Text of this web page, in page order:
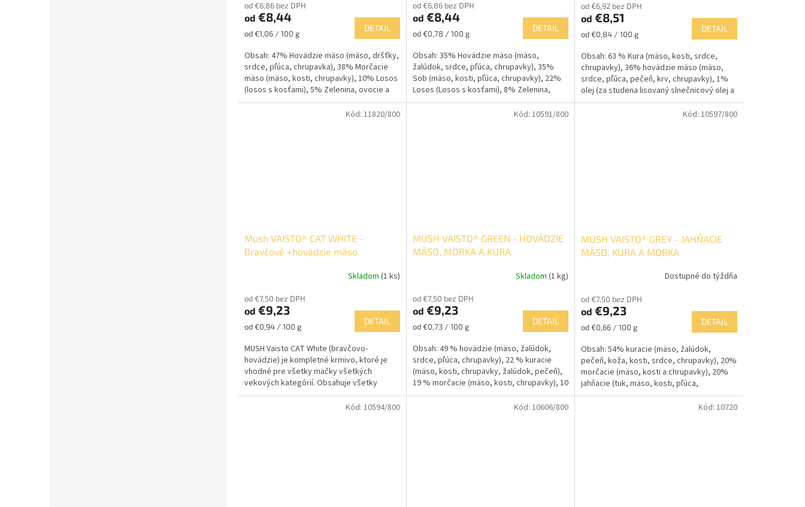
od €6,86 bez DPH
od €8,44
Jednotková
od €1,06 / 100 g
DETAIL
Obsah: 47% Hovädzie mäso (mäso, dršťky,
srdce, pľúca, chrupavka), 38% Morčacie
mäso (mäso, kosti, chrupavky), 10% Losos
(losos s kosťami), 5% Zelenina, ovocie a
oleje...
od €6,86 bez DPH
od €8,44
Jednotková
od €0,78 / 100 g
DETAIL
Obsah: 35% Hovädzie mäso (mäso,
žalúdok, srdce, pľúca, chrupavky), 35%
Sob (mäso, kosti, pľúca, chrupavky), 22%
Losos (Losos s kosťami), 8% Zelenina,
ovocie a oleje...
produktu
je
5,0
z
5
hviezdičiek.
od €6,92 bez DPH
od €8,51
Jednotková
od €0,84 / 100 g
DETAIL
Obsah: 63 % Kura (mäso, kosti, srdce,
chrupavky), 36% hovädzie mäso (mäso,
srdce, pľúca, pečeň, krv, chrupavky), 1%
olej (za studena lisovaný slnečnicový olej a
riasy)...
Mush VAISTO® CAT WHITE -
Bravčové +hovädzie mäso
Skladom (1 ks)
od €7,50 bez DPH
od €9,23
Jednotková
od €0,94 / 100 g
DETAIL
MUSH Vaisto CAT White (bravčovo-
hovädzie) je kompletné krmivo, ktoré je
vhodné pre všetky mačky všetkých
vekových kategórií. Obsahuje všetky
dôležité živiny ako vitamín D, meď a...
Kód: 11820/800
MUSH VAISTO® GREEN - HOVÄDZIE
MÄSO, MORKA A KURA
Skladom (1 kg)
od €7,50 bez DPH
od €9,23
Jednotková
od €0,73 / 100 g
DETAIL
Obsah: 49 % hovädzie (mäso, žalúdok,
srdce, pľúca, chrupavky), 22 % kuracie
(mäso, kosti, chrupavky, žalúdok, pečeň),
19 % morčacie (mäso, kosti, chrupavky), 10
% zelenina,...
Kód: 10591/800
MUSH VAISTO® GREY - JAHŇACIE
MÄSO, KURA A MORKA
Dostupné do týždňa
od €7,50 bez DPH
od €9,23
Jednotková
od €0,66 / 100 g
DETAIL
Obsah: 54% kuracie (mäso, žalúdok,
pečeň, koža, kosti, srdce, chrupavky), 20%
morčacie (mäso, kosti a chrupavky), 20%
jahňacie (tuk, mäso, kosti, pľúca,
chrupavky, pečeň),...
Kód: 10597/800
Kód: 10594/800 Kód: 10606/800 Kód: 10720